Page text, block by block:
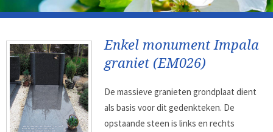
Enkel monument Impala
graniet (EM026)
De massieve granieten grondplaat dient
als basis voor dit gedenkteken. De
opstaande steen is links en rechts